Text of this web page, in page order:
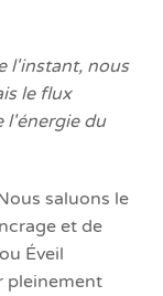
l'instant, nous
le flux
l'énergie du
saluons le
et de
Éveil
pleinement